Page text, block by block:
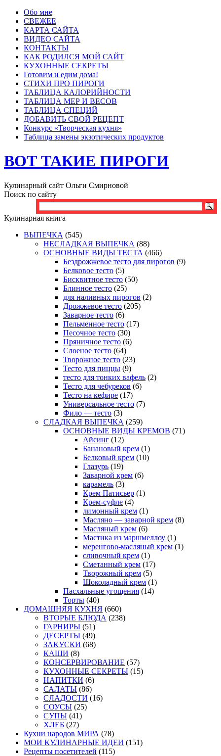
Обо мне
СВЕЖЕЕ
КАРТА САЙТА
ВИДЕО САЙТА
КОНТАКТЫ
КАК РОДИЛСЯ МОЙ САЙТ
КУХОННЫЕ СЕКРЕТЫ
Готовим и едим дома!
СТИХИ ПРО ПИРОГИ
ТАБЛИЦА КАЛОРИЙНОСТИ
ТАБЛИЦА МЕР И ВЕСОВ
ТАБЛИЦА СПЕЦИЙ
ДОБАВИТЬ СВОЙ РЕЦЕПТ
Конкурс «Творческая кухня»
Таблица замены экзотических продуктов
ВОТ ТАКИЕ ПИРОГИ
Кулинарный сайт Ольги Смирновой
Поиск по сайту
Кулинарная книга
ВЫПЕЧКА (545)
НЕСЛАДКАЯ ВЫПЕЧКА (88)
ОСНОВНЫЕ ВИДЫ ТЕСТА (466)
Бездрожжевое тесто для пирогов (9)
Белковое тесто (5)
Бисквитное тесто (50)
Блинное тесто (25)
для наливных пирогов (2)
Дрожжевое тесто (205)
Заварное тесто (6)
Пельменное тесто (17)
Песочное тесто (30)
Пряничное тесто (6)
Слоеное тесто (64)
Творожное тесто (23)
Тесто для пиццы (9)
тесто для тонких вафель (2)
Тесто для чебуреков (6)
Тесто на кефире (17)
Универсальное тесто (7)
Фило — тесто (3)
СЛАДКАЯ ВЫПЕЧКА (259)
ОСНОВНЫЕ ВИДЫ КРЕМОВ (71)
Айсинг (12)
Банановый крем (1)
Белковый крем (10)
Глазурь (19)
Заварной крем (6)
карамель (3)
Крем Патисьер (1)
Крем-суфле (4)
лимонный крем (1)
Масляно — заварной крем (8)
Масляный крем (6)
Мастика из маршмеллоу (1)
меренгово-масляный крем (1)
сливочный крем (1)
Сметанный крем (17)
Творожный крем (5)
Шоколадный крем (1)
Пасхальные угощения (14)
Торты (40)
ДОМАШНЯЯ КУХНЯ (660)
ВТОРЫЕ БЛЮДА (238)
ГАРНИРЫ (51)
ДЕСЕРТЫ (49)
ЗАКУСКИ (68)
КАШИ (8)
КОНСЕРВИРОВАНИЕ (57)
КУХОННЫЕ СЕКРЕТЫ (15)
НАПИТКИ (6)
САЛАТЫ (86)
СЛАДОСТИ (16)
СОУСЫ (25)
СУПЫ (41)
ХЛЕБ (27)
Кухни народов МИРА (78)
МОИ КУЛИНАРНЫЕ ИДЕИ (151)
Рецепты посетителей (115)